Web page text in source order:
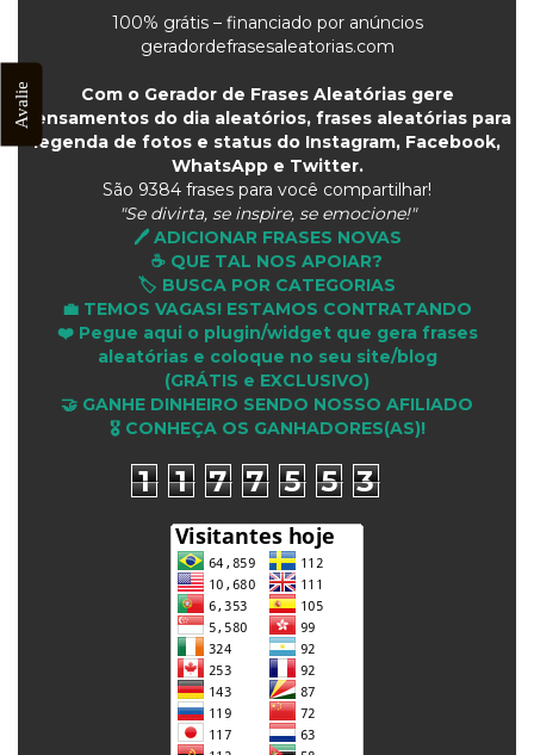
100% grátis – financiado por anúncios
geradordefrasesaleatorias.com
Com o Gerador de Frases Aleatórias gere
pensamentos do dia aleatórios, frases aleatórias para
legenda de fotos e status do Instagram, Facebook,
WhatsApp e Twitter.
São 9384 frases para você compartilhar!
"Se divirta, se inspire, se emocione!"
🖊️ ADICIONAR FRASES NOVAS
☕ QUE TAL NOS APOIAR?
🏷️ BUSCA POR CATEGORIAS
💼 TEMOS VAGAS! ESTAMOS CONTRATANDO
❤️ Pegue aqui o plugin/widget que gera frases
aleatórias e coloque no seu site/blog
(GRÁTIS e EXCLUSIVO)
🤝 GANHE DINHEIRO SENDO NOSSO AFILIADO
🎖 CONHEÇA OS GANHADORES(AS)!
1 1 7 7 5 5 3
Avalie